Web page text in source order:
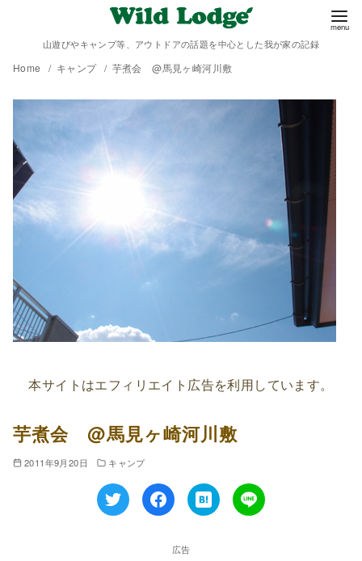
山遊びやキャンプ等、アウトドアの話題を中心とした我が家の記録
Home キャンプ 芋煮会 @馬見ヶ崎河川敷
本サイトはエフィリエイト広告を利用しています。
芋煮会 @馬見ヶ崎河川敷
2011年9月20日 キャンプ
広告